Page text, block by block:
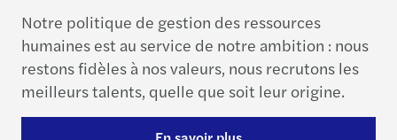
Notre politique de gestion des ressources
humaines est au service de notre ambition : nous
restons fidèles à nos valeurs, nous recrutons les
meilleurs talents, quelle que soit leur origine.